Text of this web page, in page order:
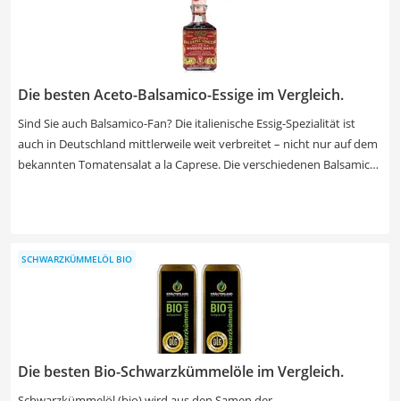
oder Waldfrucht bis hin zu verschiedenen Mischungen. Verschaffen
Sie sich jetzt einen Überblick in unserer Test- bzw. Vergleichstabelle
Die besten Aceto-Balsamico-Essige im Vergleich.
Sind Sie auch Balsamico-Fan? Die italienische Essig-Spezialität ist
auch in Deutschland mittlerweile weit verbreitet – nicht nur auf dem
bekannten Tomatensalat a la Caprese. Die verschiedenen Balsamico-
meist sehr hochwertig. Damit überzeugen Sie garantiert all Ihre
Die besten Bio-Schwarzkümmelöle im Vergleich.
SCHWARZKÜMMELÖL BIO